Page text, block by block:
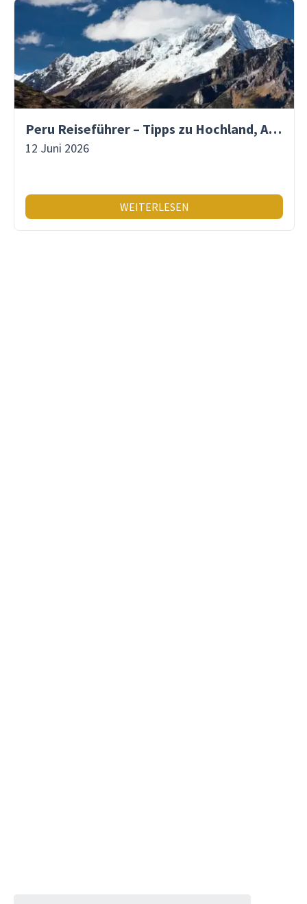
Peru Reiseführer – Tipps zu Hochland, Amazonas & Inka-Erbe
12 Juni 2026
WEITERLESEN